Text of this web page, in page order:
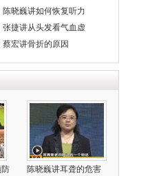
晓巍讲如何恢复听力
捷讲从头发看气血虚
宏讲骨折的原因
防 陈晓巍讲耳聋的危害